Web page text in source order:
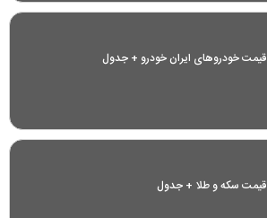
قیمت خودرو‌های ایران خودرو + جدول
قیمت سکه و طلا + جدول